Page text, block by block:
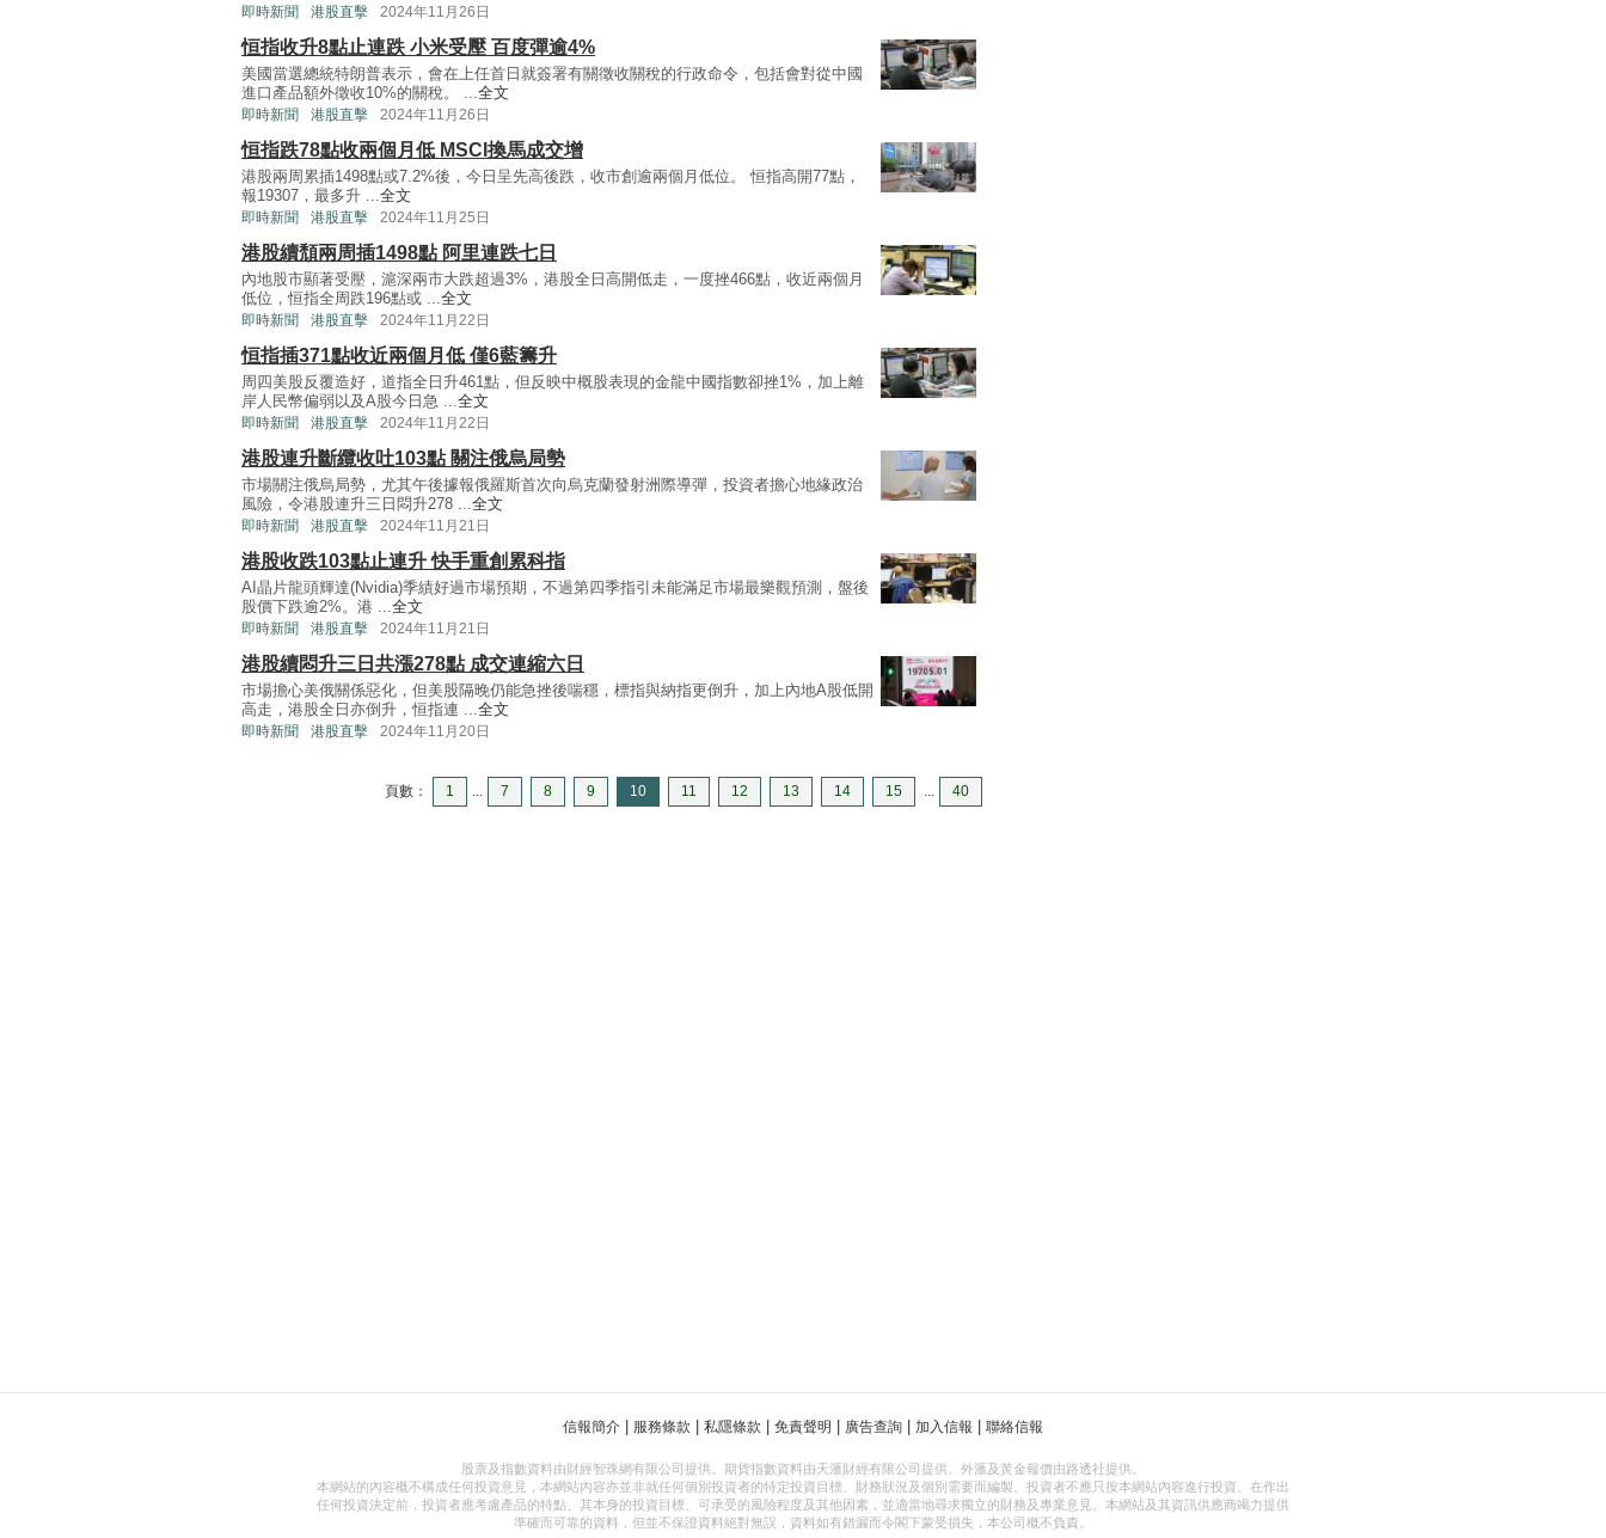
即時新聞 港股直擊 2024年11月26日
恒指收升8點止連跌 小米受壓 百度彈逾4%
美國當選總統特朗普表示，會在上任首日就簽署有關徵收關稅的行政命令，包括會對從中國
進口產品額外徵收10%的關稅。 ...全文
即時新聞 港股直擊 2024年11月26日
恒指跌78點收兩個月低 MSCI換馬成交增
港股兩周累插1498點或7.2%後，今日呈先高後跌，收市創逾兩個月低位。 恒指高開77點，
報19307，最多升 ...全文
即時新聞 港股直擊 2024年11月25日
港股續頹兩周插1498點 阿里連跌七日
內地股市顯著受壓，滬深兩市大跌超過3%，港股全日高開低走，一度挫466點，收近兩個月
低位，恒指全周跌196點或 ...全文
即時新聞 港股直擊 2024年11月22日
恒指插371點收近兩個月低 僅6藍籌升
周四美股反覆造好，道指全日升461點，但反映中概股表現的金龍中國指數卻挫1%，加上離
岸人民幣偏弱以及A股今日急 ...全文
即時新聞 港股直擊 2024年11月22日
港股連升斷纜收吐103點 關注俄烏局勢
市場關注俄烏局勢，尤其午後據報俄羅斯首次向烏克蘭發射洲際導彈，投資者擔心地緣政治
風險，令港股連升三日悶升278 ...全文
即時新聞 港股直擊 2024年11月21日
港股收跌103點止連升 快手重創累科指
AI晶片龍頭輝達(Nvidia)季績好過市場預期，不過第四季指引未能滿足市場最樂觀預測，盤後
股價下跌逾2%。港 ...全文
即時新聞 港股直擊 2024年11月21日
港股續悶升三日共漲278點 成交連縮六日
市場擔心美俄關係惡化，但美股隔晚仍能急挫後喘穩，標指與納指更倒升，加上內地A股低開
高走，港股全日亦倒升，恒指連 ...全文
即時新聞 港股直擊 2024年11月20日
頁數： 1 ... 7 8 9 10 11 12 13 14 15 ... 40
信報簡介 服務條款 私隱條款 免責聲明 廣告查詢 加入信報 聯絡信報
股票及指數資料由財經智珠網有限公司提供。期貨指數資料由天滙財經有限公司提供。外滙及黃金報價由路透社提供。
本網站的內容概不構成任何投資意見，本網站內容亦並非就任何個別投資者的特定投資目標、財務狀況及個別需要而編製。投資者不應只按本網站內容進行投資。在作出
任何投資決定前，投資者應考慮產品的特點、其本身的投資目標、可承受的風險程度及其他因素，並適當地尋求獨立的財務及專業意見。本網站及其資訊供應商竭力提供
準確而可靠的資料，但並不保證資料絕對無誤，資料如有錯漏而令閣下蒙受損失，本公司概不負責。